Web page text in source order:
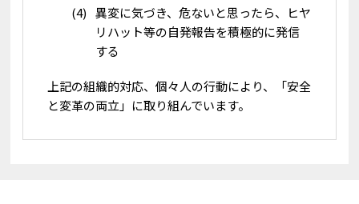
異変に気づき、危ないと思ったら、ヒヤ
リハット等の自発報告を積極的に発信
する
上記の組織的対応、個々人の行動により、「安全
と変革の両立」に取り組んでいます。